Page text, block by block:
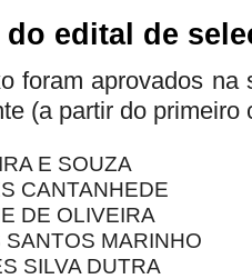
edital de
foram aprovados
(a partir do primeiro
E SOUZA
CANTANHEDE
DE OLIVEIRA
MARINHO
SILVA DUTRA